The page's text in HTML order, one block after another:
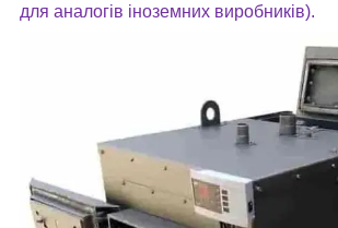
для аналогів іноземних виробників).